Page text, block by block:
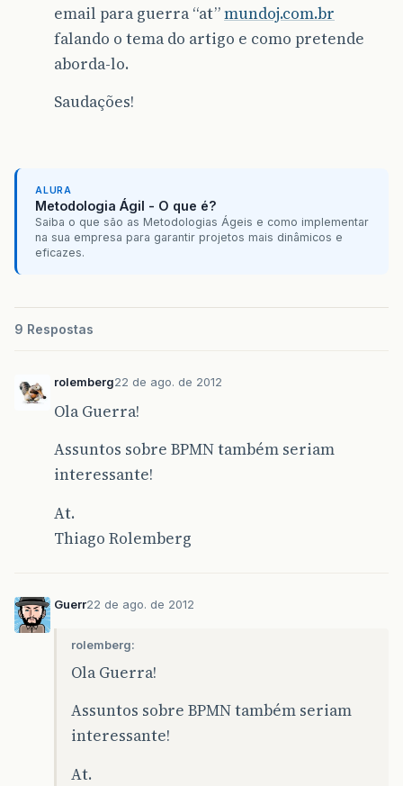
email para guerra “at”mundoj.com.br
falando o tema do artigo e como pretende
aborda-lo.
Saudações!
ALURA
Metodologia Ágil - O que é?
Saiba o que são as Metodologias Ágeis e como implementar
na sua empresa para garantir projetos mais dinâmicos e
eficazes.
9 Respostas
rolemberg22 de ago. de 2012
Ola Guerra!
Assuntos sobre BPMN também seriam
interessante!
At.
Thiago Rolemberg
Guerr22 de ago. de 2012
rolemberg:
Ola Guerra!
Assuntos sobre BPMN também seriam
interessante!
At.